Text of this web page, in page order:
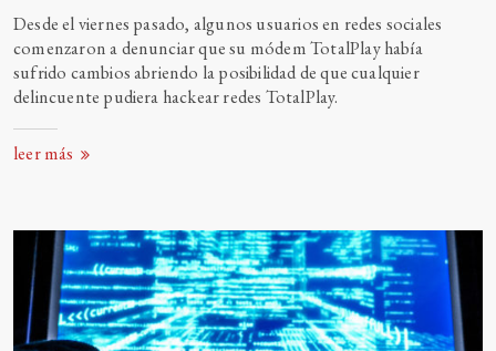
Desde el viernes pasado, algunos usuarios en redes sociales
comenzaron a denunciar que su módem TotalPlay había
sufrido cambios abriendo la posibilidad de que cualquier
delincuente pudiera hackear redes TotalPlay.
leer más